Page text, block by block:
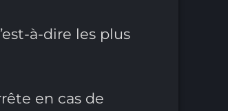
à-dire les plus
en cas de